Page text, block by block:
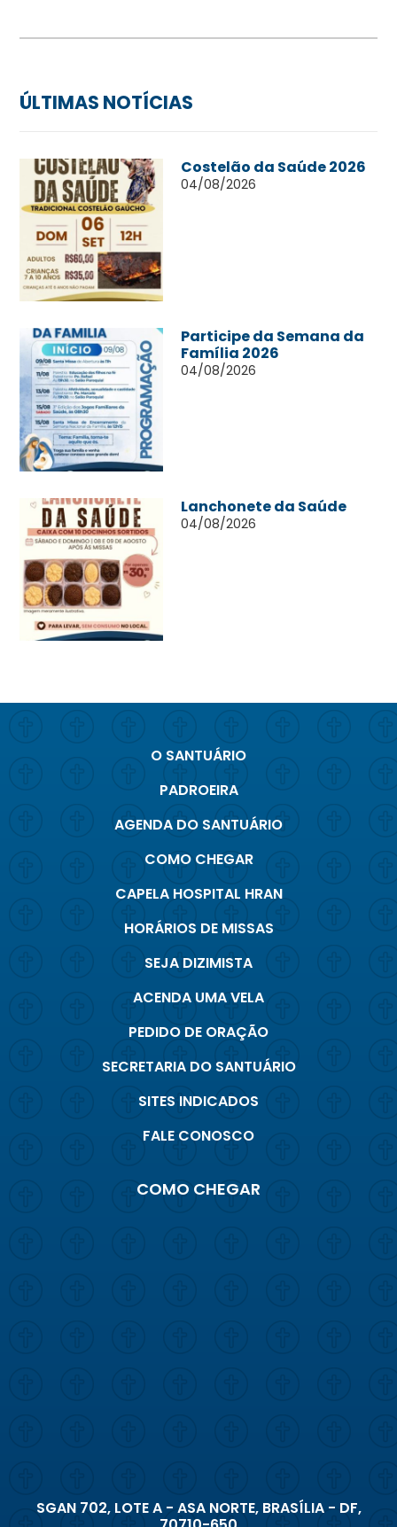
ÚLTIMAS NOTÍCIAS
Costelão da Saúde 2026
04/08/2026
Participe da Semana da
Família 2026
04/08/2026
Lanchonete da Saúde
04/08/2026
O SANTUÁRIO
PADROEIRA
AGENDA DO SANTUÁRIO
COMO CHEGAR
CAPELA HOSPITAL HRAN
HORÁRIOS DE MISSAS
SEJA DIZIMISTA
ACENDA UMA VELA
PEDIDO DE ORAÇÃO
SECRETARIA DO SANTUÁRIO
SITES INDICADOS
FALE CONOSCO
COMO CHEGAR
SGAN 702, LOTE A - ASA NORTE, BRASÍLIA - DF,